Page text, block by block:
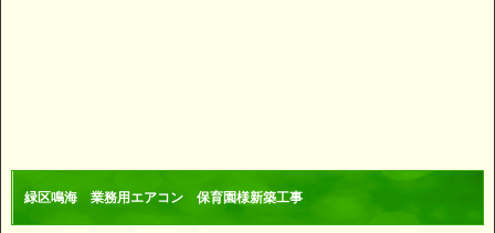
緑区鳴海 業務用エアコン 保育園様新築工事